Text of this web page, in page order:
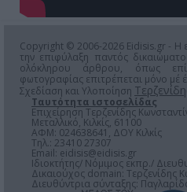
Copyright © 2006-2026 Eidisis.gr - Η
την επιφύλαξη παντός
ολόκληρου άρθρου, όπως
φωτογραφίας επιτρέπεται μόνο μέ
Σχεδίαση και Υλοποίηση
Ταυτότητα ιστοσελίδας
Επιχείρηση Τερζενίδης
Μεταλλικό, Κιλκίς, 61100
ΑΦΜ: 024638641, ΔΟΥ Κιλκίς
Τηλ.: 23410 27307
Email: eidisis@eidisis.gr
Ιδιοκτήτης/ Νόμιμος εκπρ./
Δικαιούχος domain: Τερζενίδης
Διευθύντρια σύνταξης: